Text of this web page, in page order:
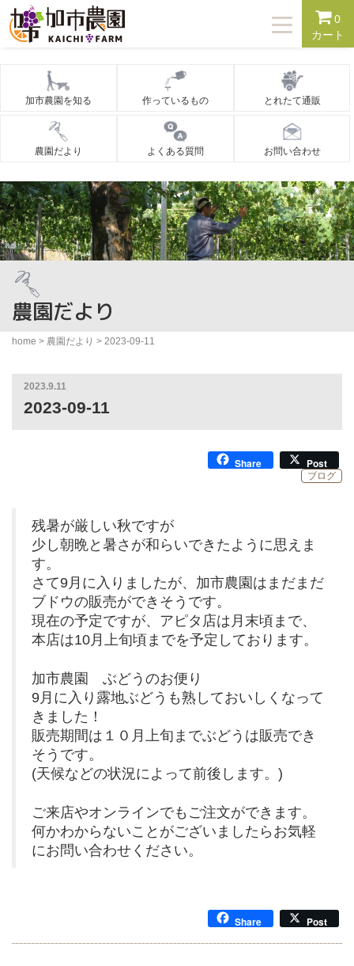
0
カート
T
o
e
a
i
g
a
i
o
n
加市農園を知る 作っているもの とれたて通販
農園だより よくある質問 お問い合わせ
農園だより
home > 農園だより > 2023-09-11
2023-09-11
2023.9.11
Share Post
ブログ
残暑が厳しい秋ですが
少し朝晩と暑さが和らいできたように思えま
す。
さて9月に入りましたが、加市農園はまだまだ
ブドウの販売ができそうです。
現在の予定ですが、アピタ店は月末頃まで、
本店は10月上旬頃までを予定しております。
加市農園 ぶどうのお便り
9月に入り露地ぶどうも熟しておいしくなって
きました！
販売期間は１０月上旬までぶどうは販売でき
そうです。
(天候などの状況によって前後します。)
ご来店やオンラインでもご注文ができます。
何かわからないことがございましたらお気軽
にお問い合わせください。
Share Post